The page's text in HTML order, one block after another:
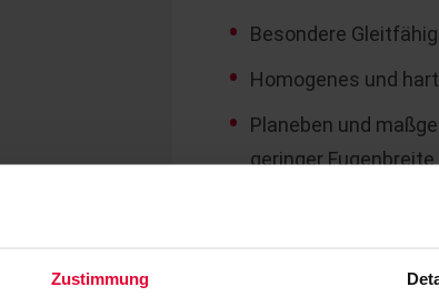
Zustimmung
Besondere
Homogenes und
Planeben und
geringer Fugenbreite
Hohe